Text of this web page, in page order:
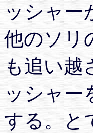
ッシャー
他のソリ
も追い越
ッシャー
する。と